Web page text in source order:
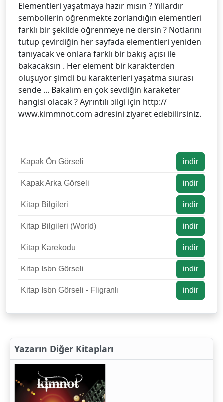
Elementleri yaşatmaya hazır mısın ? Yıllardır
sembollerin öğrenmekte zorlandığın elementleri
farklı bir şekilde öğrenmeye ne dersin ? Notlarını
tutup çevirdiğin her sayfada elementleri yeniden
tanıyacak ve onlara farklı bir bakış açısı ile
bakacaksın . Her element bir karakterden
oluşuyor şimdi bu karakterleri yaşatma sıurası
sende ... Bakalım en çok sevdiğin karaketer
hangisi olacak ? Ayrıntılı bilgi için http://
www.kimmnot.com adresini ziyaret edebilirsiniz.
Kapak Ön Görseli indir
Kapak Arka Görseli indir
Kitap Bilgileri indir
Kitap Bilgileri (World) indir
Kitap Karekodu indir
Kitap Isbn Görseli indir
Kitap Isbn Görseli - Fligranlı indir
Yazarın Diğer Kitapları